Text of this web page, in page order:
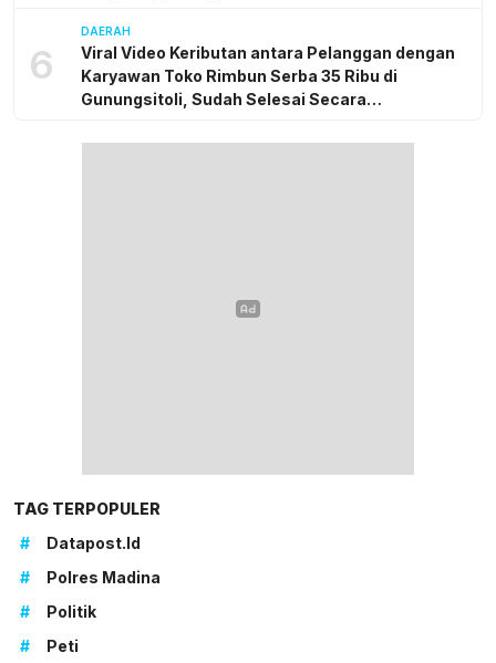
6
DAERAH
Viral Video Keributan antara Pelanggan dengan
Karyawan Toko Rimbun Serba 35 Ribu di
Gunungsitoli, Sudah Selesai Secara
TAG TERPOPULER
#
Datapost.id
#
Polres Madina
#
Politik
#
Peti